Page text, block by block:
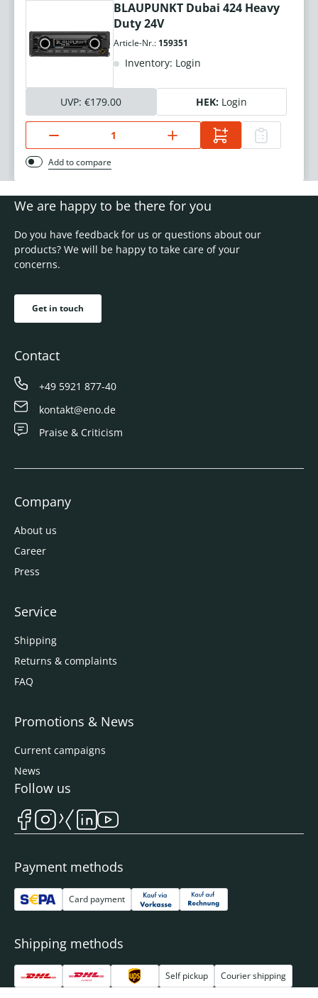
BLAUPUNKT Dubai 424 Heavy
Duty 24V
Article-Nr.: 159351
Inventory: Login
UVP: €179.00 HEK: Login
Add to compare
We are happy to be there for you
Do you have feedback for us or questions about our
products? We will be happy to take care of your
concerns.
Get in touch
Contact
+49 5921 877-40
kontakt@eno.de
Praise & Criticism
Company
About us
Career
Press
Service
Shipping
Returns & complaints
FAQ
Promotions & News
Current campaigns
News
Payment methods
Card payment
Shipping methods
Self pickup Courier shipping
Follow us